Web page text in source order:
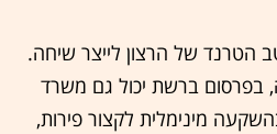
הטרנד של הרצון לייצר שיחה.
בפרסום ברשת יכול גם משרד
מינימלית לקצור פירות,